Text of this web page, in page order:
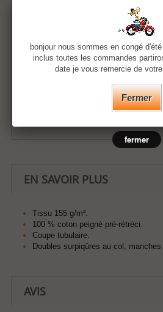
Ajouter au panier
Ajouter à ma liste d'envies
EN SAVOIR PLUS
Tissu 155 g/m².
100 % coton peigné pré-rétréci.
Coupe tubulaire.
Doubles surpiqûres au col,
AVIS
bonjour nous sommes en congé
inclus toutes les commandes
date je vous remercie de
Fermer
fermer